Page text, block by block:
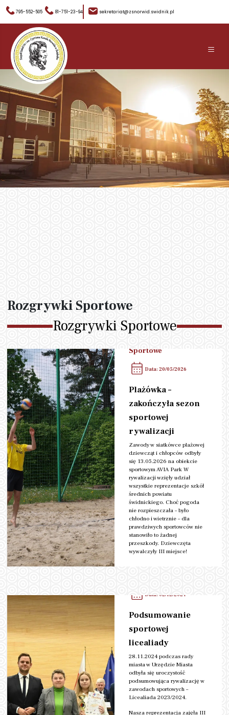
795-552-505 81-751-23-94 sekretariat@zsnorwid.swidnik.pl
≡
Rozgrywki Sportowe
Rozgrywki Sportowe
Sportowe
Data: 20/05/2026
Plażówka –
zakończyła sezon
sportowej
rywalizacji
Zawody w siatkówce plażowej
dziewcząt i chłopców odbyły
się 13.05.2026 na obiekcie
sportowym AVIA Park W
rywalizacji wzięły udział
wszystkie reprezentacje szkół
średnich powiatu
świdnickiego. Choć pogoda
nie rozpieszczała – było
chłodno i wietrznie – dla
prawdziwych sportowców nie
stanowiło to żadnej
przeszkody. Dziewczęta
wywalczyły III miejsce!
Data: 02/12/2024
Podsumowanie
sportowej
licealiady
28.11.2024 podczas rady
miasta w Urzędzie Miasta
odbyła się uroczystość
podsumowująca rywalizację w
zawodach sportowych –
Licealiada 2023/2024.
Nasza reprezentacja zajęła III